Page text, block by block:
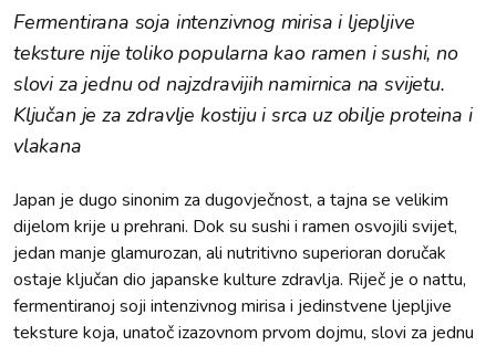
Fermentirana soja intenzivnog mirisa i ljepljive
teksture nije toliko popularna kao ramen i sushi, no
slovi za jednu od najzdravijih namirnica na svijetu.
Ključan je za zdravlje kostiju i srca uz obilje proteina i
vlakana
Japan je dugo sinonim za dugovječnost, a tajna se velikim
dijelom krije u prehrani. Dok su sushi i ramen osvojili svijet,
jedan manje glamurozan, ali nutritivno superioran doručak
ostaje ključan dio japanske kulture zdravlja. Riječ je o nattu,
fermentiranoj soji intenzivnog mirisa i jedinstvene ljepljive
teksture koja, unatoč izazovnom prvom dojmu, slovi za jednu